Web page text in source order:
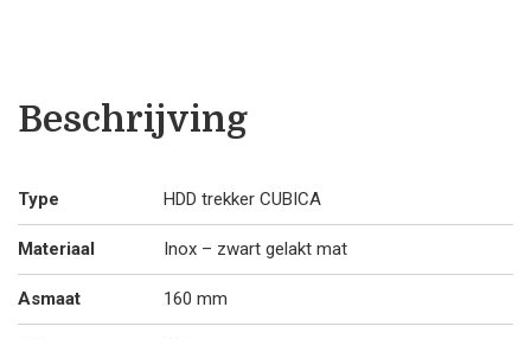
Beschrijving
Type HDD trekker CUBICA
Materiaal Inox – zwart gelakt mat
Asmaat 160 mm